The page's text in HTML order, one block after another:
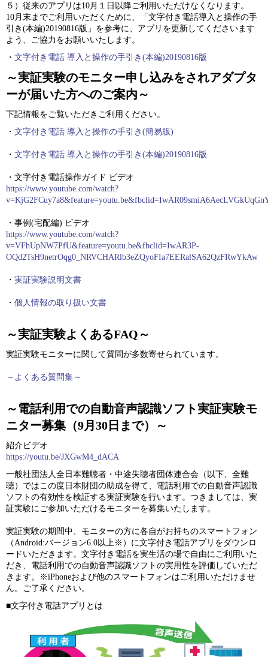
５）従来のアプリは10月１日以降ご利用いただけなくなります。
10月末までご利用いただくために、「文字付き電話導入と操作の手
引き(本編)20190816版」を参考に、アプリを更新してくださいます
よう、ご協力をお願いいたします。
・ 文字付き電話 導入と操作の手引き(本編)20190816版
～実証実験のモニター申し込みをされアダプタ
ーが届いた方へのご案内～
下記情報をご覧いただきご利用ください。
・ 文字付き電話 導入と操作の手引き(簡易版)
・ 文字付き電話 導入と操作の手引き(本編)20190816版
・文字付き電話操作ガイド ビデオ
https://www.youtube.com/watch?
・事例(宅配編) ビデオ
https://www.youtube.com/watch?
v=VFhUpNW7PfU&feature=youtu.be&fbclid=IwAR3P-
OQd2TsH9netrOqg0_NRVCHARlb3eZQyoFIa7EERalSA62QzFRwYkAw
・ 実証実験説明文書
・ 個人情報の取り扱い文書
～実証実験よくあるFAQ～
実証実験モニターに関して質問が多数寄せられています。
～よくある質問集～
～電話利用での自動音声認識ソフト実証実験モ
ニター募集（9月30日まで）～
紹介ビデオ
https://youtu.be/JXGwM4_dACA
一般社団法人全日本難聴者・中途失聴者団体連合会（以下、全難
聴）ではこの度日本財団の助成を得て、電話利用での自動音声認識
ソフトの有効性を検証する実証実験を行います。つきましては、実
証実験にご参加いただけるモニターを募集いたします。
実証実験の期間中、モニターの方に各自がお持ちのスマートフォン
（Android:バージョン6.0以上※）に文字付き電話アプリをダウンロ
ードいただきます。文字付き電話を実生活の場で自由にご利用いた
だき、電話利用での自動音声認識ソフトの実用性を評価していただ
きます。※iPhoneおよび他のスマートフォンはご利用いただけませ
ん。ご了承ください。
■文字付き電話アプリとは